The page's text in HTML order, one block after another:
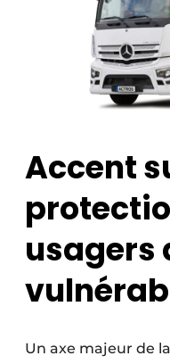
Accent
usagers
Un axe majeur de